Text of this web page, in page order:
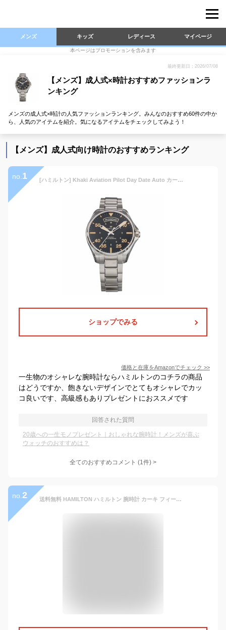
メンズ キッズ レディース マイページ
本ページはプロモーションを含みます
最終更新日：2026/07/08
【メンズ】成人式×時計おすすめファッションラ
ンキング
メンズの成人式×時計の人気ファッションランキング。みんなのおすすめ60件の中か
ら、人気のアイテムを紹介。気になるアイテムをチェックしてみよう！
【メンズ】成人式向け時計のおすすめランキング
no. 1 [ハミルトン] Khaki Aviation Pilot Day Date Auto カーキ アビエーション ブラック 文字盤 ステンレススチール サファイヤガラス 自動巻 Automatic 42MM スイス ブランド 時計 腕時計 H64645131 メンズ シルバー [並行輸入品]
ショップでみる
価格と在庫をAmazonでチェック >>
一生物のオシャレな腕時計ならハミルトンのコチラの商品
はどうですか、飽きないデザインでとてもオシャレでカッ
コ良いです、高級感もありプレゼントにおススメです
回答された質問
20歳への一生モノプレゼント｜おしゃれな腕時計！メンズが喜ぶ
ウォッチのおすすめは？
全てのおすすめコメント (1件) >
no. 2 送料無料 HAMILTON ハミルトン 腕時計 カーキ フィールドオート38mm ステンレスブレスH70455133 国内正規品 メンズ 防水 機械式自動巻 ブラック シースルーバック KHAKI オート ギフト 誕生日 プレゼント 男性